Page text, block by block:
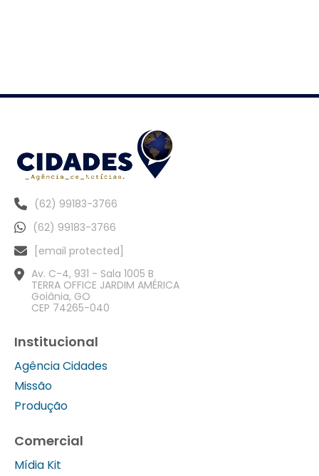
(62) 99183-3766
(62) 99183-3766
[email protected]
Av. C-4, 931 - Sala 1005 B
TERRA OFFICE JARDIM AMÉRICA
Goiânia, GO
CEP 74265-040
Institucional
Agência Cidades
Missão
Produção
Comercial
Mídia Kit